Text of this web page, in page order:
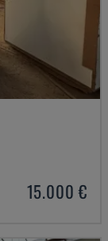
15.000 €